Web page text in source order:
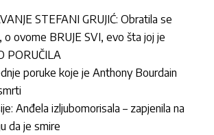
STEFANI GRUJIĆ: Obratila se
ovome BRUJE SVI, evo šta joj je
PORUČILA
poruke koje je Anthony Bourdain
Anđela izljubomorisala – zapjenila na
da je smire